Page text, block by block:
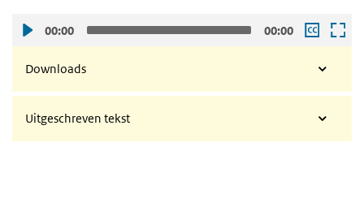
00:00 00:00
Downloads
Uitgeschreven tekst